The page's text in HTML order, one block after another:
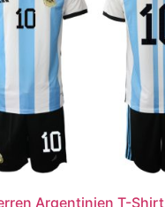
Argentinien T-Shirt